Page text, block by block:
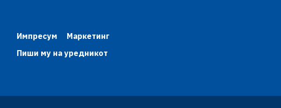
Импресум
Маркетинг
Пиши му на уредникот